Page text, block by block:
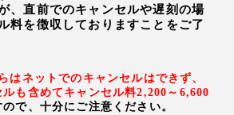
、直前でのキャンセルや遅刻の場
料を徴収しておりますことをご了
はネットでのキャンセルはできず、
も含めてキャンセル料2,200～6,600
で、十分にご注意ください。